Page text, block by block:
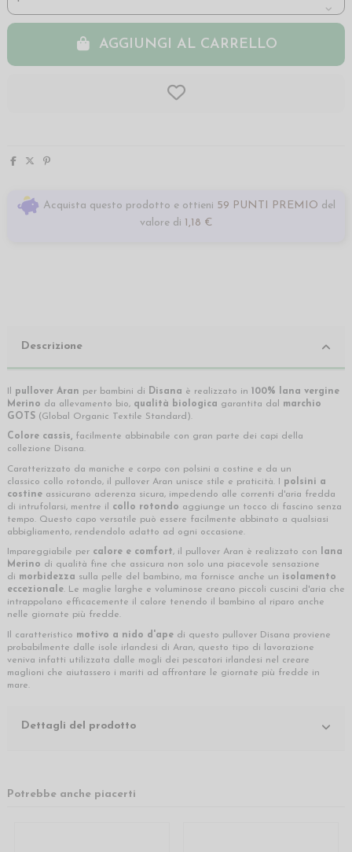
AGGIUNGI AL CARRELLO
Acquista questo prodotto e ottieni 59 PUNTI PREMIO del
valore di 1,18 €
Descrizione
pullover Aran per bambini di Disana è realizzato in 100% lana vergine
Merino da allevamento bio, qualità biologica garantita dal marchio
GOTS (Global Organic Textile Standard).
Colore cassis, facilmente abbinabile con gran parte dei capi della
collezione Disana.
Caratterizzato da maniche e corpo con polsini a costine e da un
classico collo rotondo, il pullover Aran unisce stile e praticità. I polsini a
costine assicurano aderenza sicura, impedendo alle correnti d'aria fredda
di intrufolarsi, mentre il collo rotondo aggiunge un tocco di fascino senza
tempo. Questo capo versatile può essere facilmente abbinato a qualsiasi
abbigliamento, rendendolo adatto ad ogni occasione.
Impareggiabile per calore e comfort, il pullover Aran è realizzato con lana
Merino di qualità fine che assicura non solo una piacevole sensazione
di morbidezza sulla pelle del bambino, ma fornisce anche un isolamento
eccezionale. Le maglie larghe e voluminose creano piccoli cuscini d'aria che
intrappolano efficacemente il calore tenendo il bambino al riparo anche
nelle giornate più fredde.
Il caratteristico motivo a nido d'ape di questo pullover Disana proviene
probabilmente dalle isole irlandesi di Aran, questo tipo di lavorazione
veniva infatti utilizzata dalle mogli dei pescatori irlandesi nel creare
maglioni che aiutassero i mariti ad affrontare le giornate più fredde in
mare.
Dettagli del prodotto
Potrebbe anche piacerti